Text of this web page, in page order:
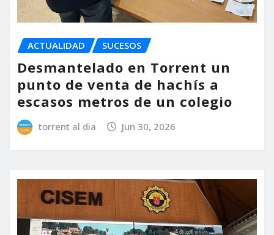
ACTUALIDAD SUCESOS
Desmantelado en Torrent un
punto de venta de hachís a
escasos metros de un colegio
torrent al dia Jun 30, 2026